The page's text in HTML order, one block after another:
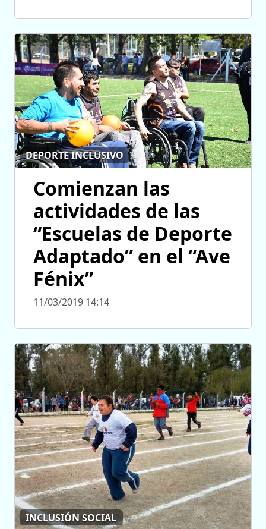
DEPORTE INCLUSIVO
Comienzan las
actividades de las
“Escuelas de Deporte
Adaptado” en el “Ave
Fénix”
11/03/2019 14:14
INCLUSIÓN SOCIAL